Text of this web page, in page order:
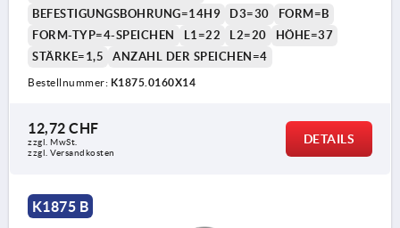
BEFESTIGUNGSBOHRUNG=14H9
D3=30
FORM=B
FORM-TYP=4-SPEICHEN
L1=22 L2=20
HÖHE=37
STÄRKE=1,5
ANZAHL DER SPEICHEN=4
Bestellnummer: K1875.0160X14
12,72 CHF
zzgl. MwSt.
zzgl. Versandkosten
DETAILS
K1875 B